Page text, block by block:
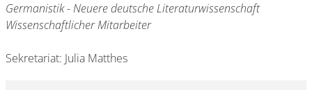
Germanistik - Neuere deutsche Literaturwissenschaft
Wissenschaftlicher Mitarbeiter
Sekretariat: Julia Matthes